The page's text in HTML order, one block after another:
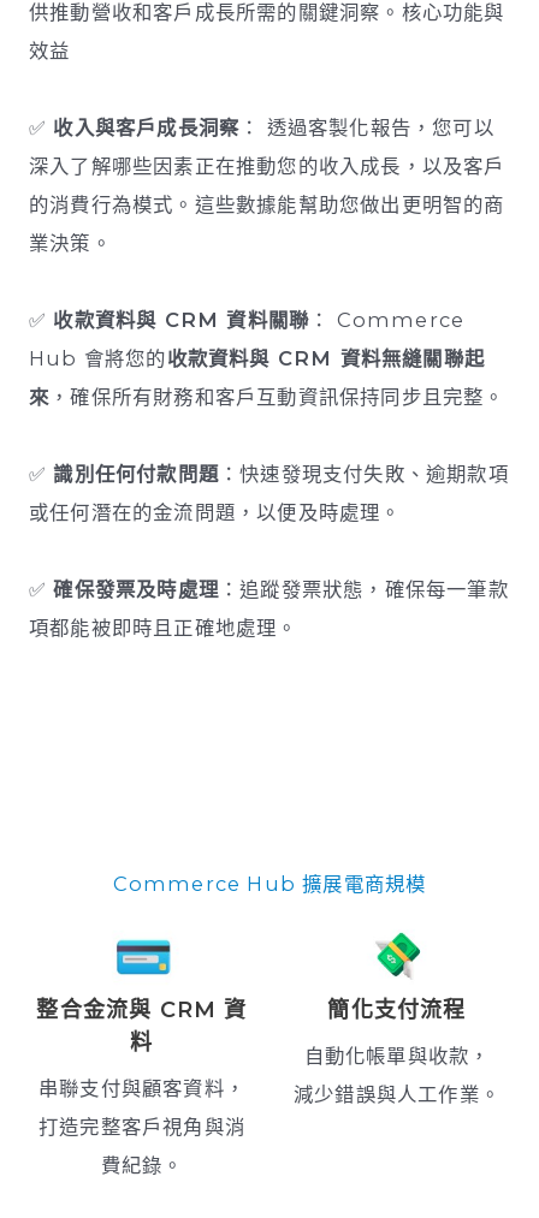
供推動營收和客戶成長所需的關鍵洞察。核心功能與
效益
✅ 收入與客戶成長洞察 ： 透過客製化報告，您可以
深入了解哪些因素正在推動您的收入成長，以及客戶
的消費行為模式。這些數據能幫助您做出更明智的商
業決策。
✅ 收款資料與 CRM 資料關聯 ： Commerce
Hub 會將您的收款資料與 CRM 資料無縫關聯起
來 ，確保所有財務和客戶互動資訊保持同步且完整。
✅識別任何付款問題 ：快速發現支付失敗、逾期款項
或任何潛在的金流問題，以便及時處理。
✅確保發票及時處理 ：追蹤發票狀態，確保每一筆款
項都能被即時且正確地處理。
Commerce Hub 擴展電商規模
整合金流與 CRM 資
料
串聯支付與顧客資料，
打造完整客戶視角與消
費紀錄。
簡化支付流程
自動化帳單與收款，
減少錯誤與人工作業。